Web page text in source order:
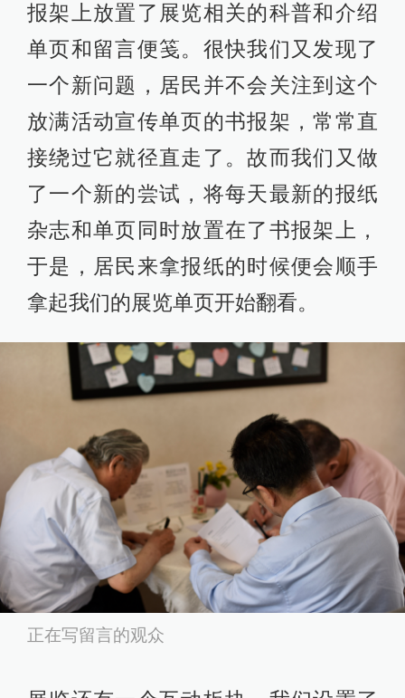
报架上放置了展览相关的科普和介绍
单页和留言便笺。很快我们又发现了
一个新问题，居民并不会关注到这个
放满活动宣传单页的书报架，常常直
接绕过它就径直走了。故而我们又做
了一个新的尝试，将每天最新的报纸
杂志和单页同时放置在了书报架上，
于是，居民来拿报纸的时候便会顺手
拿起我们的展览单页开始翻看。
正在写留言的观众